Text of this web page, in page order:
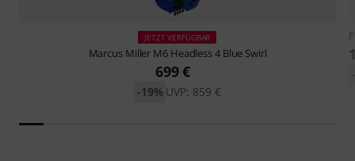
JETZT VERFÜGBAR
Marcus Miller M6 Headless 4 Blue Swirl
699 €
UVP: 859 €
-19%